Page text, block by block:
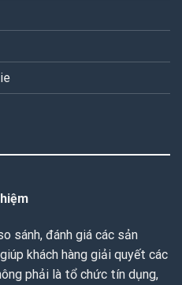
sánh, đánh giá các sản
khách hàng giải quyết các
phải là tổ chức tín dụng,